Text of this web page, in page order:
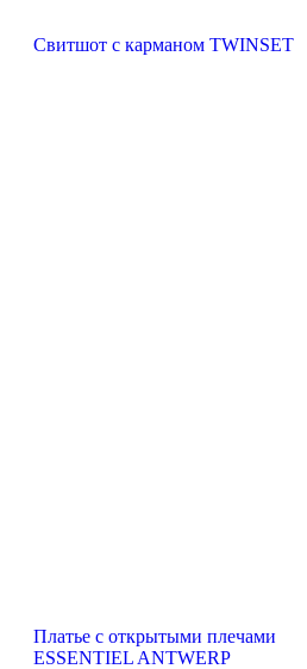
Свитшот с карманом TWINSET
Платье с открытыми плечами
ESSENTIEL ANTWERP